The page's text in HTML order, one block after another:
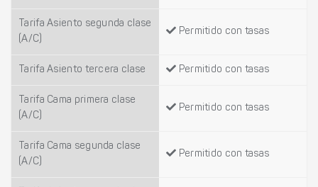
Tarifa Asiento segunda clase
(A/C)
Permitido con tasas
Tarifa Asiento tercera clase Permitido con tasas
Tarifa Cama primera clase
(A/C)
Permitido con tasas
Tarifa Cama segunda clase
(A/C)
Permitido con tasas